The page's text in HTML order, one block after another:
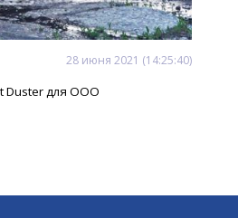
28 июня 2021 (14:25:40)
Duster для ООО